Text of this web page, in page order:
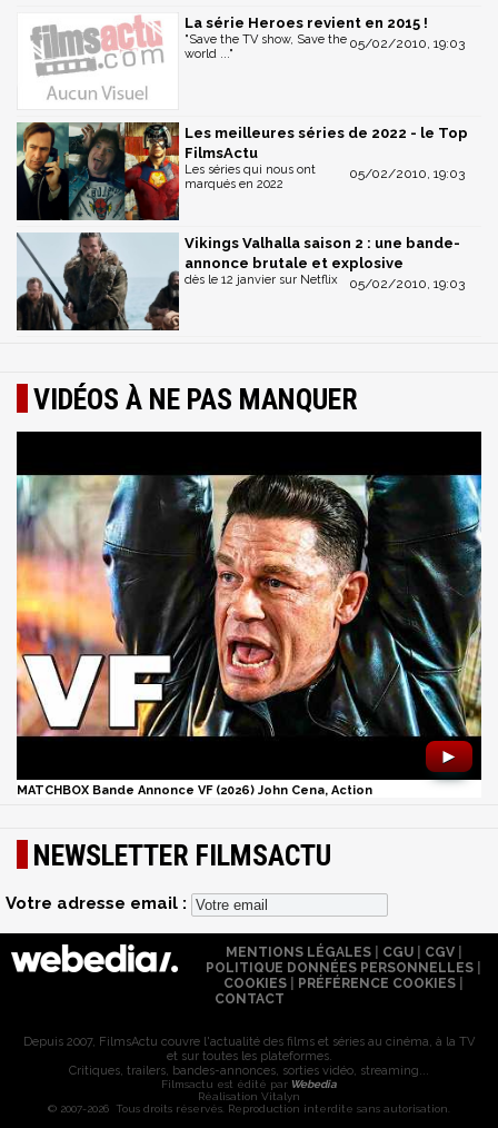
La série Heroes revient en 2015 !
05/02/2010, 19:03
"Save the TV show, Save the
world ..."
Les meilleures séries de 2022 - le Top
FilmsActu
05/02/2010, 19:03
Les séries qui nous ont
marqués en 2022
Vikings Valhalla saison 2 : une bande-
annonce brutale et explosive
05/02/2010, 19:03
dès le 12 janvier sur Netflix
VIDÉOS À NE PAS MANQUER
►
MATCHBOX Bande Annonce VF (2026) John Cena, Action
NEWSLETTER FILMSACTU
Votre adresse email :
MENTIONS LÉGALES| CGU| CGV|
POLITIQUE DONNÉES PERSONNELLES
COOKIES
PRÉFÉRENCE COOKIES
CONTACT
Depuis 2007, FilmsActu couvre l'actualité des films et séries au cinéma, à la TV
et sur toutes les plateformes.
Critiques, trailers, bandes-annonces, sorties vidéo, streaming...
Filmsactu est édité par Webedia
Réalisation Vitalyn
© 2007-2026 Tous droits réservés. Reproduction interdite sans autorisation.